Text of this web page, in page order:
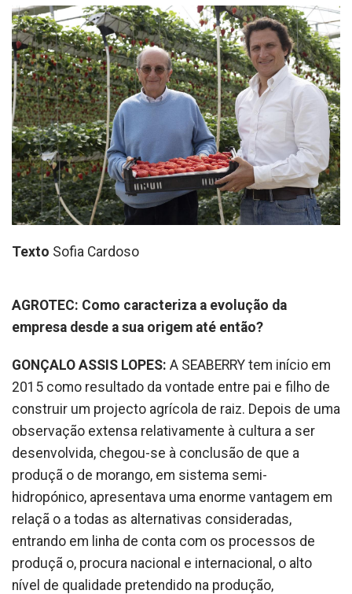
Texto Sofia Cardoso
AGROTEC: Como caracteriza a evolução da
empresa desde a sua origem até então?
GONÇALO ASSIS LOPES: A SEABERRY tem início em
2015 como resultado da vontade entre pai e filho de
construir um projecto agrícola de raiz. Depois de uma
observação extensa relativamente à cultura a ser
desenvolvida, chegou-se à conclusão de que a
produçã o de morango, em sistema semi-
hidropónico, apresentava uma enorme vantagem em
relaçã o a todas as alternativas consideradas,
entrando em linha de conta com os processos de
produçã o, procura nacional e internacional, o alto
nível de qualidade pretendido na produção,